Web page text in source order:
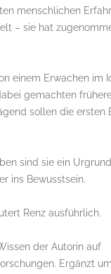
menschlichen
– sie hat
einem Erwachen im
gemachten
sollen die ersten
sind sie ein
ins Bewusstsein.
Renz ausführlich.
der Autorin auf
Ergänzt